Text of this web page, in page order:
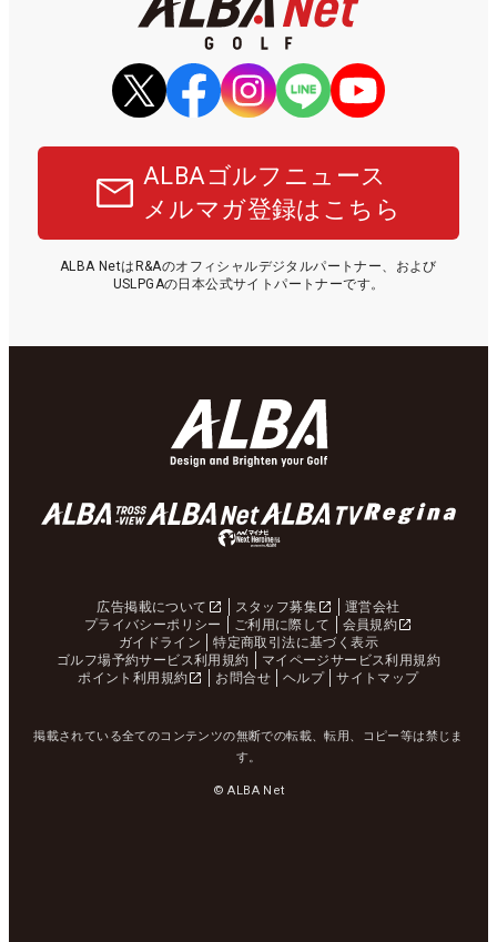
ALBAゴルフニュース
メルマガ登録はこちら
ALBA NetはR&Aのオフィシャルデジタルパートナー、および
USLPGAの日本公式サイトパートナーです。
広告掲載について スタッフ募集
運営会社
プライバシーポリシー
ご利用に際して
会員規約
ガイドライン
特定商取引法に基づく表示
ゴルフ場予約サービス利用規約
マイページサービス利用規約
ポイント利用規約
お問合せ ヘルプ サイトマップ
掲載されている全てのコンテンツの無断での転載、転用、コピー等は禁じま
す。
© ALBA Net